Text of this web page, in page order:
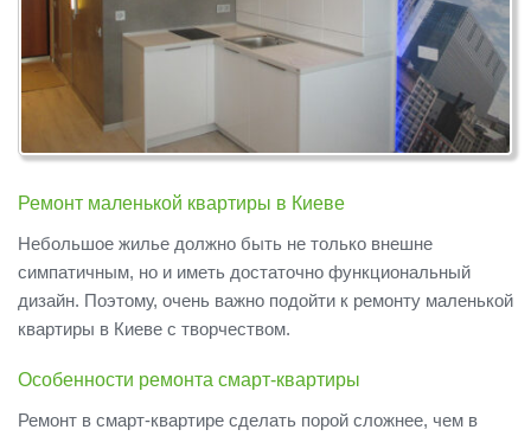
Ремонт маленькой квартиры в Киеве
Небольшое жилье должно быть не только внешне
симпатичным, но и иметь достаточно функциональный
дизайн. Поэтому, очень важно подойти к ремонту маленькой
квартиры в Киеве с творчеством.
Особенности ремонта смарт-квартиры
Ремонт в смарт-квартире сделать порой сложнее, чем в